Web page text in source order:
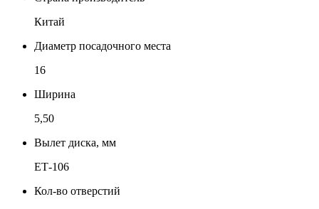
Китай
Диаметр посадочного места
16
Ширина
5,50
Вылет диска, мм
ЕТ-106
Кол-во отверстий